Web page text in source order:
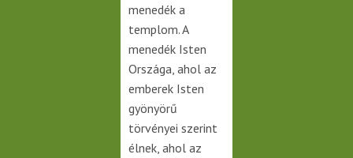
menedék a
templom. A
menedék Isten
Országa, ahol az
emberek Isten
gyönyörű
törvényei szerint
élnek, ahol az